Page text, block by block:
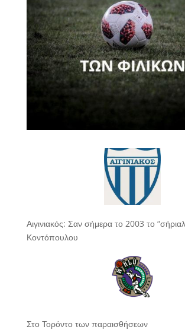
Αιγινιακός: Σαν σήμερα το 2003 το
Κοντόπουλου
Στο Τορόντο των παραισθήσεων